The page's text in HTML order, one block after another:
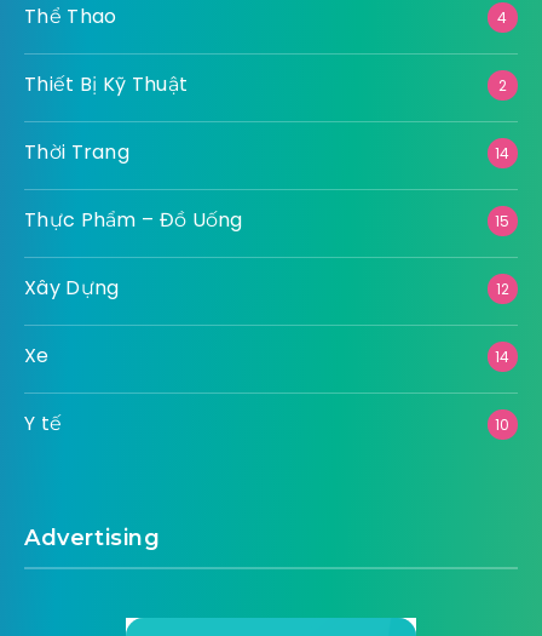
Thể Thao 4
Thiết Bị Kỹ Thuật 2
Thời Trang 14
Thực Phẩm – Đồ Uống 15
Xây Dựng 12
Xe 14
Y tế 10
Advertising